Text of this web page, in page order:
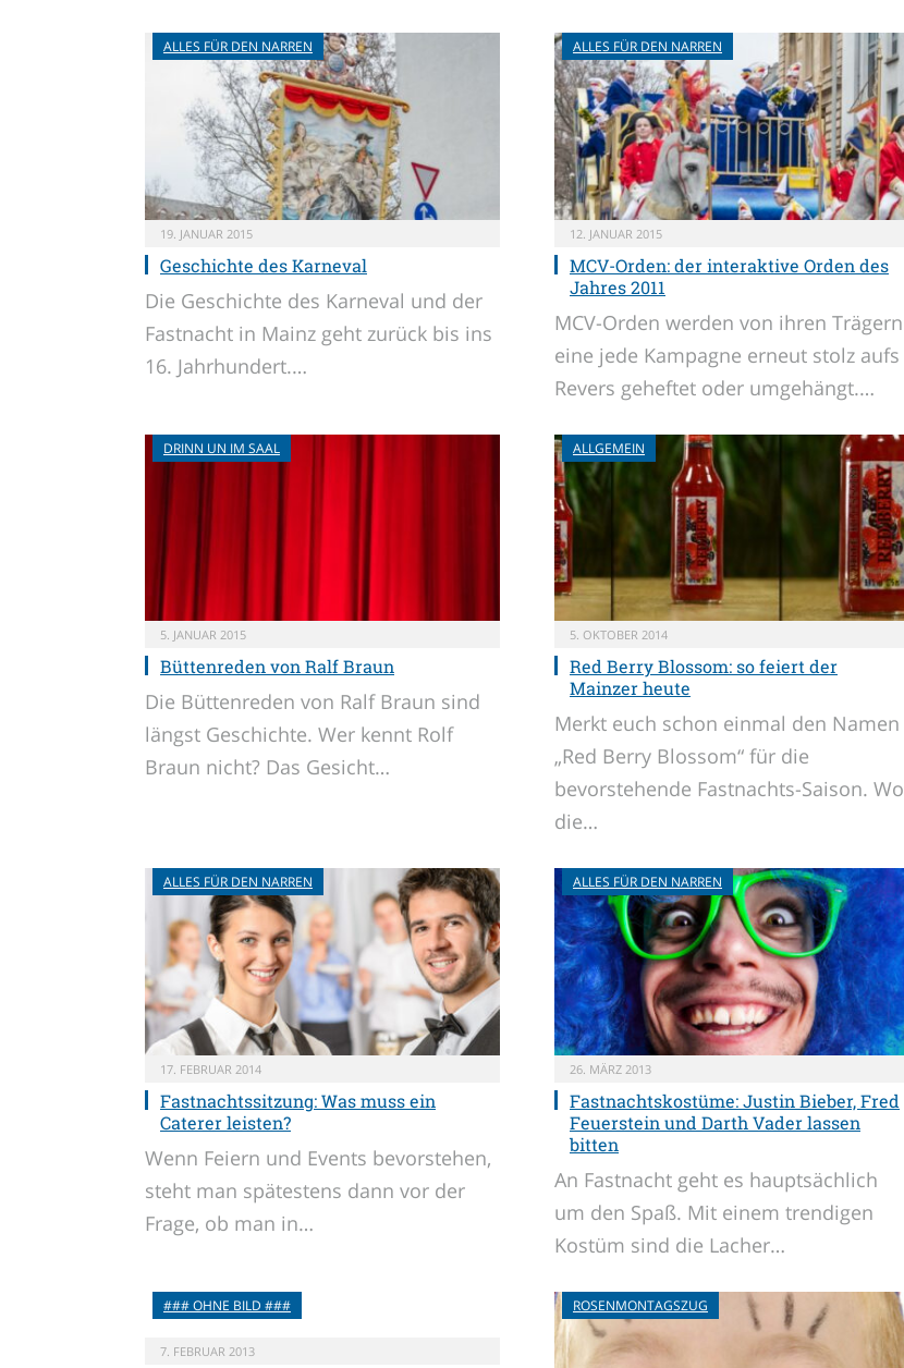
ALLES FÜR DEN NARREN
19. JANUAR 2015
Geschichte des Karneval
Die Geschichte des Karneval und der
Fastnacht in Mainz geht zurück bis ins
16. Jahrhundert.…
ALLES FÜR DEN NARREN
12. JANUAR 2015
MCV-Orden: der interaktive Orden des
Jahres 2011
MCV-Orden werden von ihren Trägern
eine jede Kampagne erneut stolz aufs
Revers geheftet oder umgehängt.…
DRINN UN IM SAAL
5. JANUAR 2015
Büttenreden von Ralf Braun
Die Büttenreden von Ralf Braun sind
längst Geschichte. Wer kennt Rolf
Braun nicht? Das Gesicht…
ALLGEMEIN
5. OKTOBER 2014
Red Berry Blossom: so feiert der
Mainzer heute
Merkt euch schon einmal den Namen
„Red Berry Blossom“ für die
bevorstehende Fastnachts-Saison. Wo
die…
ALLES FÜR DEN NARREN
17. FEBRUAR 2014
Fastnachtssitzung: Was muss ein
Caterer leisten?
Wenn Feiern und Events bevorstehen,
steht man spätestens dann vor der
Frage, ob man in…
ALLES FÜR DEN NARREN
26. MÄRZ 2013
Fastnachtskostüme: Justin Bieber, Fred
Feuerstein und Darth Vader lassen
bitten
An Fastnacht geht es hauptsächlich
um den Spaß. Mit einem trendigen
Kostüm sind die Lacher…
### OHNE BILD ###
7. FEBRUAR 2013
ROSENMONTAGSZUG